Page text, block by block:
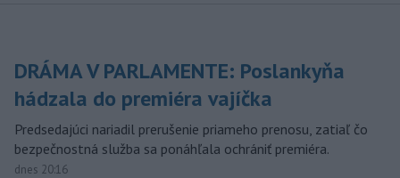
DRÁMA V PARLAMENTE: Poslankyňa
hádzala do premiéra vajíčka
Predsedajúci nariadil prerušenie priameho prenosu, zatiaľ čo
bezpečnostná služba sa ponáhľala ochrániť premiéra.
dnes 20:16